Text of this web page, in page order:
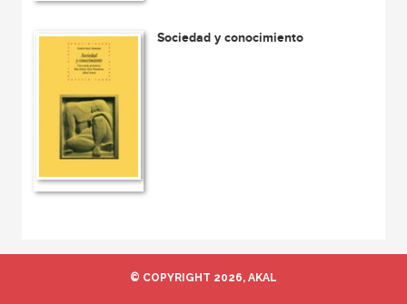
Sociedad y conocimiento
© COPYRIGHT 2026, AKAL